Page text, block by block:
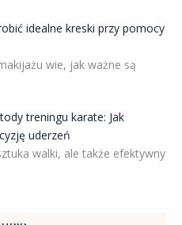
idealne kreski przy pomocy
wie, jak ważne są
treningu karate: Jak
uderzeń
walki, ale także efektywny